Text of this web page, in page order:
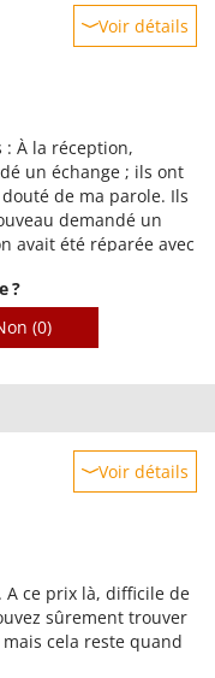
Voir détails
: À la réception,
un échange ; ils ont
de ma parole. Ils
demandé un
avait été réparée avec
J'ai demandé un
produit. Ils ne
toujours des
?
(0)
Voir détails
ce prix là, difficile de
sûrement trouver
cela reste quand